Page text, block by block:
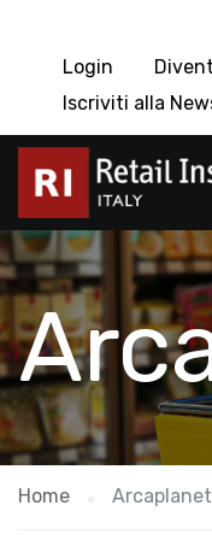
Login
Iscriviti alla
Home Arcaplanet